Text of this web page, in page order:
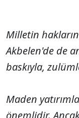
Milletin
Akbelen'de de
baskıyla,
Maden